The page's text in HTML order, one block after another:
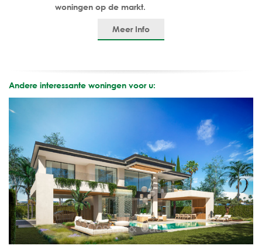
woningen op de markt.
Meer Info
Andere interessante woningen voor u: